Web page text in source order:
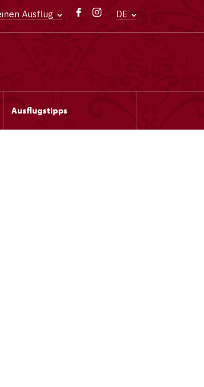
Ausflug DE
Ausflugstipps